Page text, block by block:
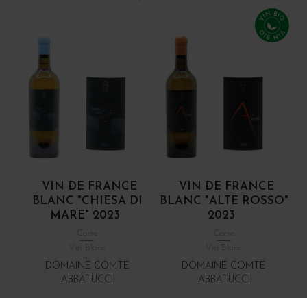
VIN DE FRANCE
BLANC "CHIESA DI
MARE" 2023
DOMAINE COMTE
ABBATUCCI
VIN DE FRANCE
BLANC "ALTE ROSSO"
2023
DOMAINE COMTE
ABBATUCCI